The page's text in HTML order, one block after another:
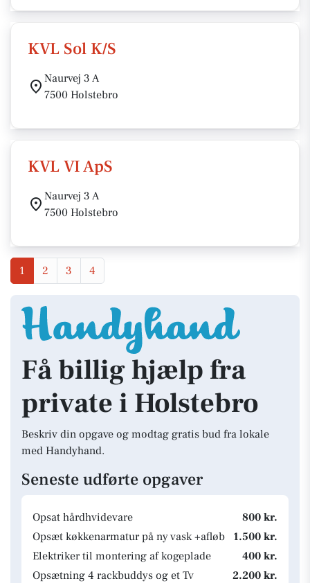
KVL Sol K/S
Naurvej 3 A
7500 Holstebro
KVL VI ApS
Naurvej 3 A
7500 Holstebro
1 2 3 4
Få billig hjælp fra
private i Holstebro
Beskriv din opgave og modtag gratis bud fra lokale
med Handyhand.
Seneste udførte opgaver
Opsat hårdhvidevare
800 kr.
Opsæt køkkenarmatur på ny vask +afløb
1.500 kr.
Elektriker til montering af kogeplade
400 kr.
Opsætning 4 rackbuddys og et Tv
2.200 kr.